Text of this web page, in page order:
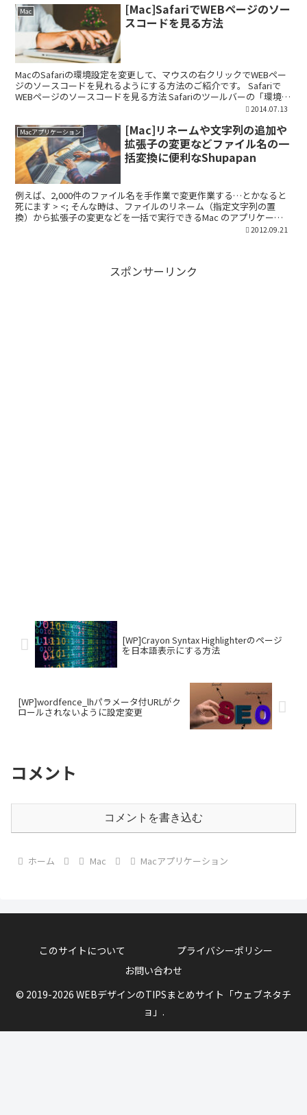
Mac
[Mac]SafariでWEBページのソー
スコードを見る方法
MacのSafariの環境設定を変更して、マウスの右クリックでWEBペー
ジのソースコードを見れるようにする方法のご紹介です。 Safariで
WEBページのソースコードを見る方法 Safariのツールバーの「環境設
2014.07.13
Macアプリケーション
[Mac]リネームや文字列の追加や
拡張子の変更などファイル名の一
括変換に便利なShupapan
例えば、2,000件のファイル名を手作業で変更作業する…とかなると
死にます > <; そんな時は、ファイルのリネーム（指定文字列の置
換）から拡張子の変更などを一括で実行できるMac のアプリケーシ
2012.09.21
スポンサーリンク
[WP]Crayon Syntax Highlighterのページ
を日本語表示にする方法
[WP]wordfence_lhパラメータ付URLがク
ロールされないように設定変更
コメント
コメントを書き込む
ホーム Mac Macアプリケーション
このサイトについて
プライバシーポリシー
お問い合わせ
© 2019-2026 WEBデザインのTIPSまとめサイト「ウェブネタチ
ョ」.